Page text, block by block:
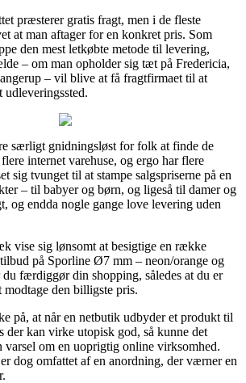
præsterer gratis fragt, men i de fleste
at man aftager for en konkret pris. Som
den mest letkøbte metode til levering,
– om man opholder sig tæt på Fredericia,
– vil blive at få fragtfirmaet til at
udleveringssted.
særligt gnidningsløst for folk at finde de
internet varehuse, og ergo har flere
sig tvunget til at stampe salgspriserne på en
– til babyer og børn, og ligeså til damer og
og endda nogle gange love levering uden
vise sig lønsomt at besigtige en række
på Sporline Ø7 mm – neon/orange og
færdiggør din shopping, således at du er
den billigste pris.
på, at når en netbutik udbyder et produkt til
der kan virke utopisk god, så kunne det
varsel om en uoprigtig online virksomhed.
dog omfattet af en anordning, der værner en